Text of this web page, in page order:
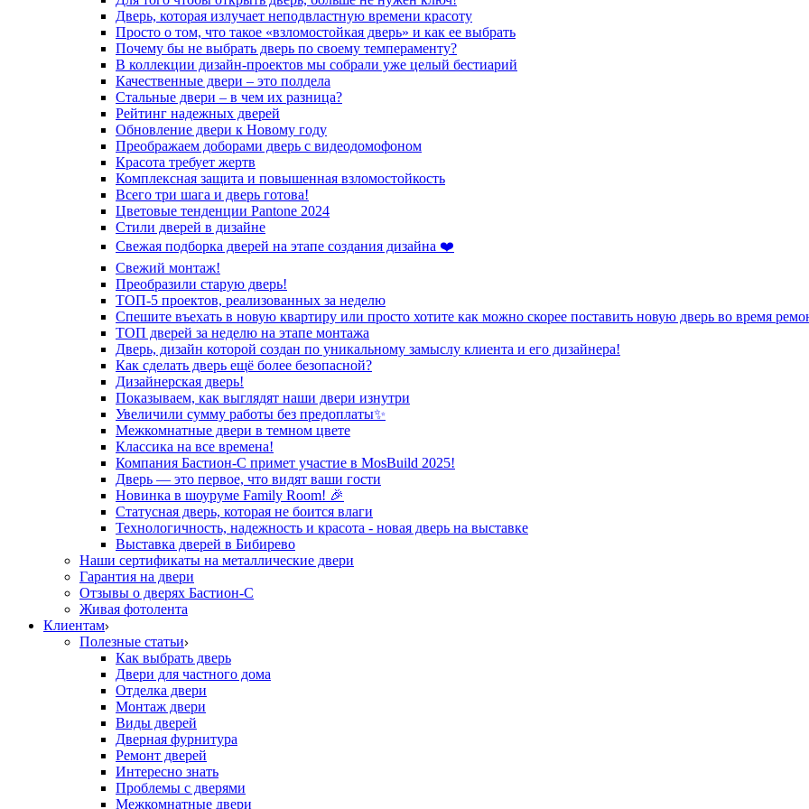
Дверь, которая излучает неподвластную времени красоту
Просто о том, что такое «взломостойкая дверь» и как ее выбрать
Почему бы не выбрать дверь по своему темпераменту?
В коллекции дизайн-проектов мы собрали уже целый бестиарий
Качественные двери – это полдела
Стальные двери – в чем их разница?
Рейтинг надежных дверей
Обновление двери к Новому году
Преображаем доборами дверь с видеодомофоном
Красота требует жертв
Комплексная защита и повышенная взломостойкость
Всего три шага и дверь готова!
Цветовые тенденции Pantone 2024
Стили дверей в дизайне
Свежая подборка дверей на этапе создания дизайна ❤️
Свежий монтаж!
Преобразили старую дверь!
ТОП-5 проектов, реализованных за неделю
Спешите въехать в новую квартиру или просто хотите как можно скорее поставить новую дверь во время
ТОП дверей за неделю на этапе монтажа
Дверь, дизайн которой создан по уникальному замыслу клиента и его дизайнера!
Как сделать дверь ещё более безопасной?
Дизайнерская дверь!
Показываем, как выглядят наши двери изнутри
Увеличили сумму работы без предоплаты✨
Межкомнатные двери в темном цвете
Классика на все времена!
Компания Бастион-С примет участие в MosBuild 2025!
Дверь — это первое, что видят ваши гости
Новинка в шоуруме Family Room! 🎉
Статусная дверь, которая не боится влаги
Технологичность, надежность и красота - новая дверь на выставке
Выставка дверей в Бибирево
Наши сертификаты на металлические двери
Гарантия на двери
Отзывы о дверях Бастион-С
Живая фотолента
Клиентам
Полезные статьи
Как выбрать дверь
Двери для частного дома
Отделка двери
Монтаж двери
Виды дверей
Дверная фурнитура
Ремонт дверей
Интересно знать
Проблемы с дверями
Межкомнатные двери